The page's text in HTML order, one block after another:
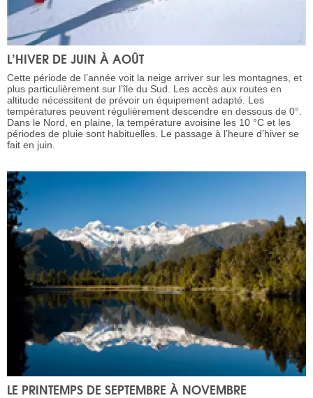
L’HIVER DE JUIN À AOÛT
Cette période de l’année voit la neige arriver sur les montagnes, et
plus particulièrement sur l’île du Sud. Les accès aux routes en
altitude nécessitent de prévoir un équipement adapté. Les
températures peuvent régulièrement descendre en dessous de 0°.
Dans le Nord, en plaine, la température avoisine les 10 °C et les
périodes de pluie sont habituelles. Le passage à l’heure d’hiver se
fait en juin.
LE PRINTEMPS DE SEPTEMBRE À NOVEMBRE